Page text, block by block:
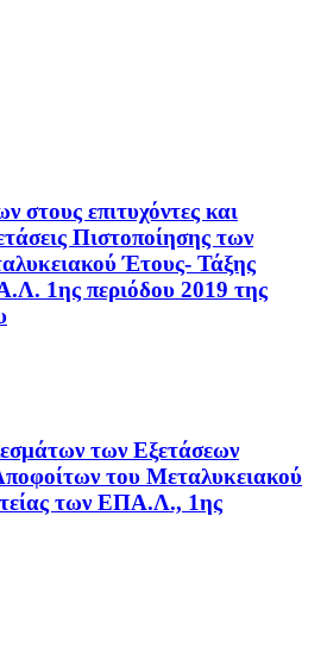
στους επιτυχόντες και
Πιστοποίησης των
Έτους- Τάξης
1ης περιόδου 2019 της
των Εξετάσεων
του Μεταλυκειακού
των ΕΠΑ.Λ., 1ης